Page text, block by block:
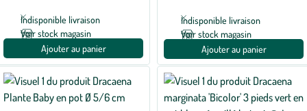
Indisponible livraison
Voir stock magasin
Ajouter au panier
Indisponible livraison
Voir stock magasin
Ajouter au panier